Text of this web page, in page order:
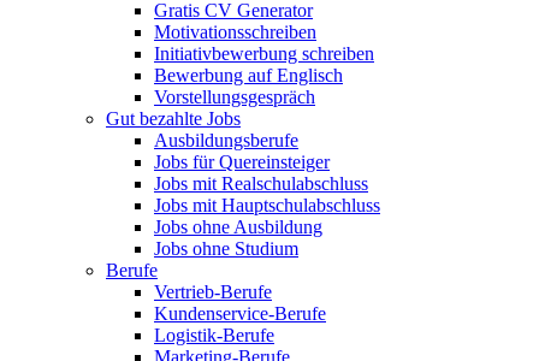
Gratis CV Generator
Motivationsschreiben
Initiativbewerbung schreiben
Bewerbung auf Englisch
Vorstellungsgespräch
Gut bezahlte Jobs
Ausbildungsberufe
Jobs für Quereinsteiger
Jobs mit Realschulabschluss
Jobs mit Hauptschulabschluss
Jobs ohne Ausbildung
Jobs ohne Studium
Berufe
Vertrieb-Berufe
Kundenservice-Berufe
Logistik-Berufe
Marketing-Berufe